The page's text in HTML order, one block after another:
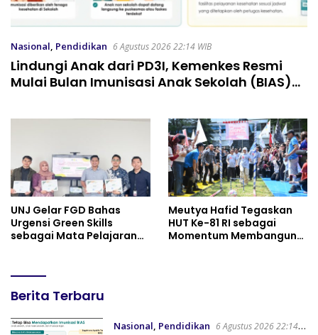
Nasional, Pendidikan 6 Agustus 2026 22:14 WIB
Lindungi Anak dari PD3I, Kemenkes Resmi
Mulai Bulan Imunisasi Anak Sekolah (BIAS)
UNJ Gelar FGD Bahas
Urgensi Green Skills
sebagai Mata Pelajaran
Perhotelan, dan UPW
Meutya Hafid Tegaskan
HUT Ke-81 RI sebagai
Momentum Membangun
LenteraPost
Berita Terbaru
Nasional, Pendidikan 6 Agustus 2026 22:14